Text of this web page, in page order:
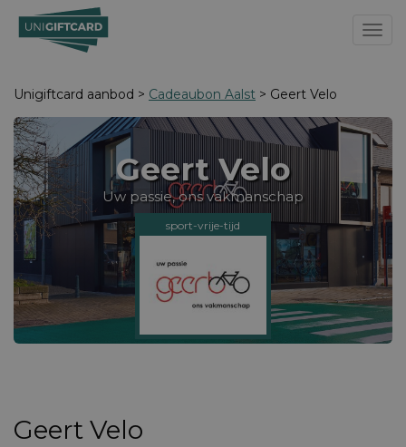
Unigiftcard aanbod > Cadeaubon Aalst > Geert Velo
Geert Velo
Uw passie, ons vakmanschap
sport-vrije-tijd
Geert Velo